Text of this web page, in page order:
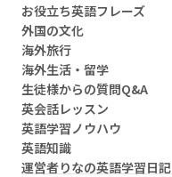
お役立ち英語フレーズ
外国の文化
海外旅行
海外生活・留学
生徒様からの質問Q&A
英会話レッスン
英語学習ノウハウ
英語知識
運営者りなの英語学習日記